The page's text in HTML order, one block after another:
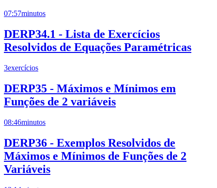
07:57minutos
DERP34.1 - Lista de Exercícios
Resolvidos de Equações Paramétricas
3exercícios
DERP35 - Máximos e Mínimos em
Funções de 2 variáveis
08:46minutos
DERP36 - Exemplos Resolvidos de
Máximos e Mínimos de Funções de 2
Variáveis